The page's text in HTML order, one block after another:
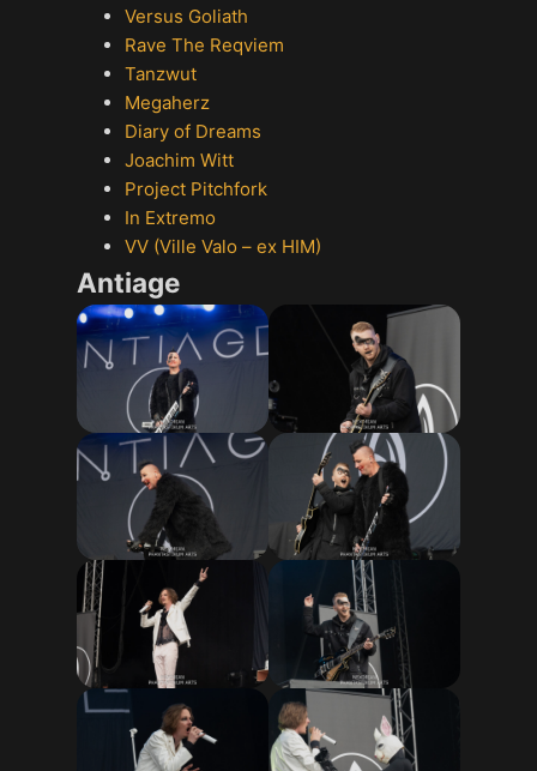
Versus Goliath
Rave The Reqviem
Tanzwut
Megaherz
Diary of Dreams
Joachim Witt
Project Pitchfork
In Extremo
VV (Ville Valo – ex HIM)
Antiage